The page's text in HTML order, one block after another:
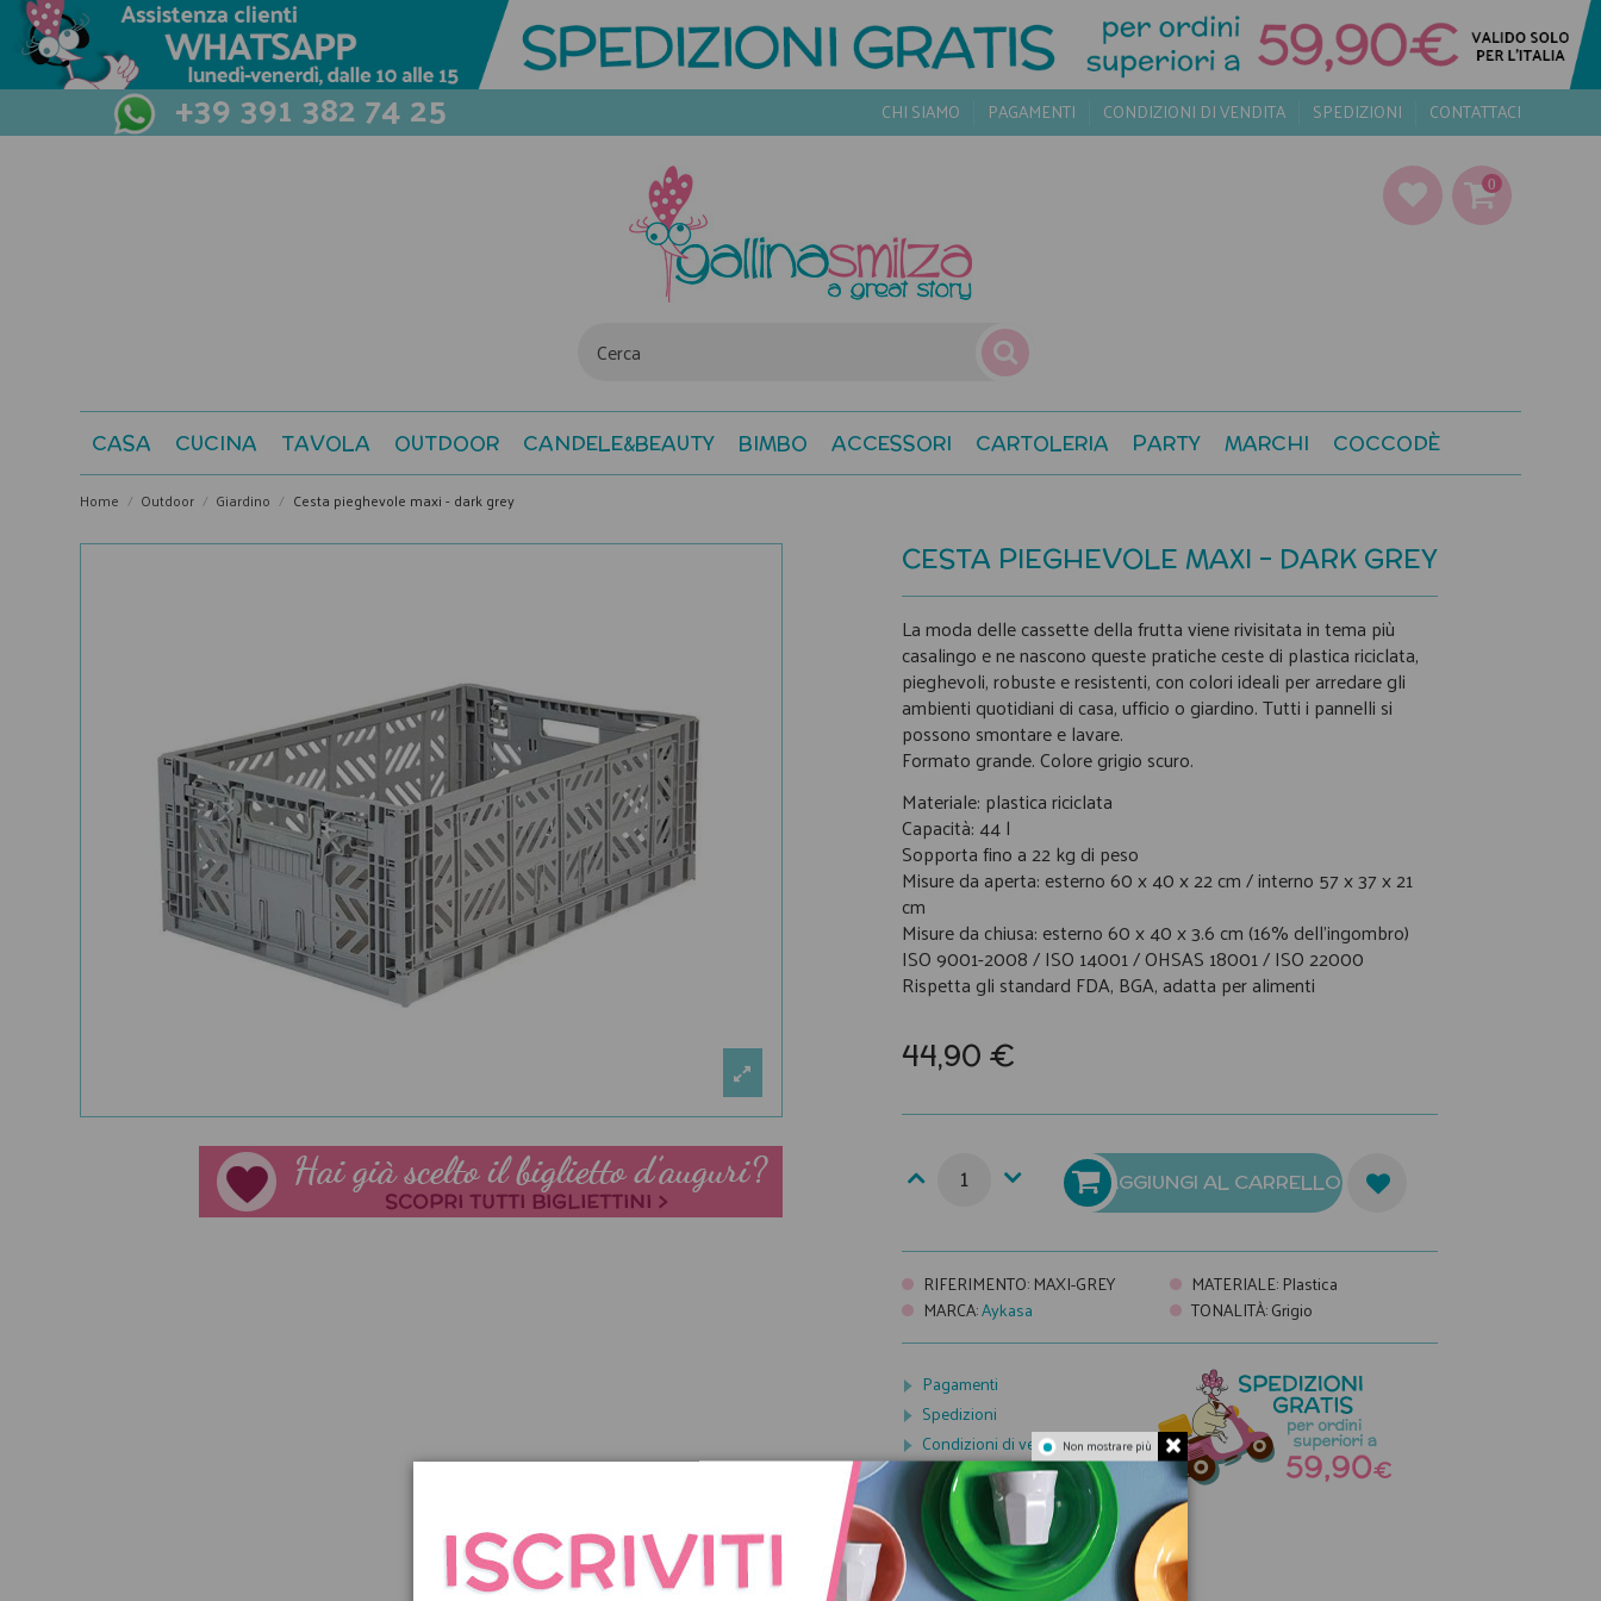
+39 391 382 74 25 CHI SIAMO PAGAMENTI CONDIZIONI DI VENDITA SPEDIZIONI CONTATTACI
0
CASA CUCINA TAVOLA OUTDOOR CANDELE&BEAUTY BIMBO ACCESSORI CARTOLERIA PARTY MARCHI COCCODÈ
Home Outdoor Giardino Cesta pieghevole maxi - dark grey
CESTA PIEGHEVOLE MAXI - DARK GREY
La moda delle cassette della frutta viene rivisitata in tema più
casalingo e ne nascono queste pratiche ceste di plastica riciclata,
pieghevoli, robuste e resistenti, con colori ideali per arredare gli
ambienti quotidiani di casa, ufficio o giardino. Tutti i pannelli si
possono smontare e lavare.
Formato grande. Colore grigio scuro.
Materiale: plastica riciclata
Capacità: 44 l
Sopporta fino a 22 kg di peso
Misure da aperta: esterno 60 x 40 x 22 cm / interno 57 x 37 x 21
cm
Misure da chiusa: esterno 60 x 40 x 3.6 cm (16% dell'ingombro)
ISO 9001-2008 / ISO 14001 / OHSAS 18001 / ISO 22000
Rispetta gli standard FDA, BGA, adatta per alimenti
44,90 €
AGGIUNGI AL CARRELLO
RIFERIMENTO: MAXI-GREY MATERIALE: Plastica
MARCA:Aykasa TONALITÀ:Grigio
Pagamenti
Spedizioni
Condizioni di venditaNon mostrare più